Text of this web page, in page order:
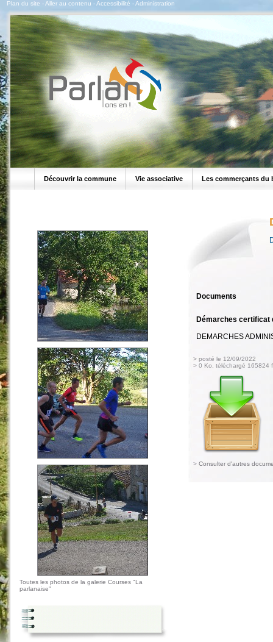
Plan du site -Aller au contenu -Accessibilité -Administration
Découvrir la commune Vie associative Les commerçants du
Toutes les photos de la galerie Courses "La
parlanaise"
Documents
Démarches certificat
DEMARCHES
> posté le 12/09/2022
> 0 Ko, téléchargé 165824
> Consulter d'autres